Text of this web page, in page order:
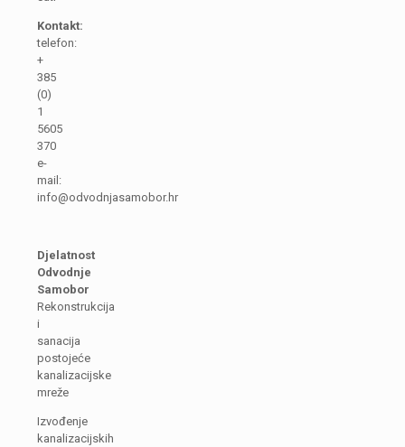
Kontakt:
telefon:
+
385
(0)
1
5605
370
e-
mail:
info@odvodnjasamobor.hr
Djelatnost
Odvodnje
Samobor
Rekonstrukcija
i
sanacija
postojeće
kanalizacijske
mreže
Izvođenje
kanalizacijskih